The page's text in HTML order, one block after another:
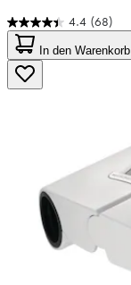
4.4 (68)
4.4
von
5
Sternen.
68
In den Warenkorb